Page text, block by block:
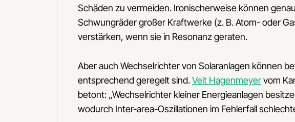
Schäden zu vermeiden. Ironischerweise können
Schwungräder großer Kraftwerke (z. B. Atom- oder
verstärken, wenn sie in Resonanz geraten.
Aber auch Wechselrichter von Solaranlagen können
entsprechend geregelt sind.Veit Hagenmeyervom
betont: „Wechselrichter kleiner Energieanlagen
wodurch Inter-area-Oszillationen im Fehlerfall